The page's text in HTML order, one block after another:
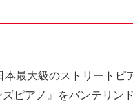
最大級のストリート
ピアノ』をバンテリン